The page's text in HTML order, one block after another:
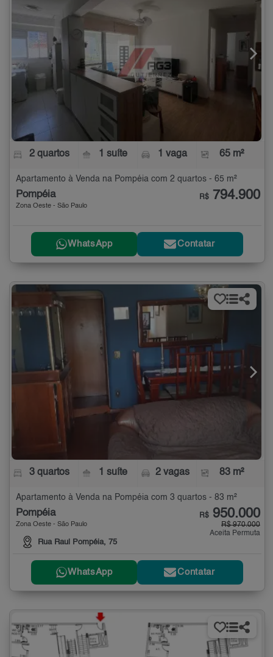
2 quartos 1 suíte 1 vaga 65 m²
Apartamento à Venda na Pompéia com 2 quartos - 65 m²
Pompéia
Zona Oeste - São Paulo
R$ 794.900
WhatsApp Contatar
3 quartos 1 suíte 2 vagas 83 m²
Apartamento à Venda na Pompéia com 3 quartos - 83 m²
Pompéia
Zona Oeste - São Paulo
Rua Raul Pompéia, 75
R$ 950.000
R$ 970.000
Aceita Permuta
WhatsApp Contatar